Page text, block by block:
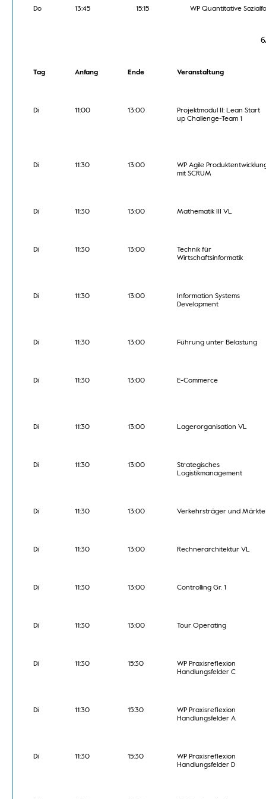
Do 13:45 15:15 WP Quantitative
Tag Anfang Ende Veranstaltung
Di 11:00 13:00
Projektmodul II: Lean Start
up Challenge-Team 1
Di 11:30 13:00
WP Agile
mit SCRUM
Di 11:30 13:00 Mathematik III VL
Di 11:30 13:00
Technik für
Wirtschaftsinformatik
Di 11:30 13:00
Information Systems
Development
Di 11:30 13:00 Führung unter Belastung
Di 11:30 13:00 E-Commerce
Di 11:30 13:00 Lagerorganisation VL
Di 11:30 13:00
Strategisches
Logistikmanagement
Di 11:30 13:00 Verkehrsträger und Märkte
Di 11:30 13:00 Rechnerarchitektur VL
Di 11:30 13:00 Controlling Gr. 1
Di 11:30 13:00 Tour Operating
Di 11:30 15:30
WP Praxisreflexion
Handlungsfelder C
Di 11:30 15:30
WP Praxisreflexion
Handlungsfelder A
Di 11:30 15:30
WP Praxisreflexion
Handlungsfelder D